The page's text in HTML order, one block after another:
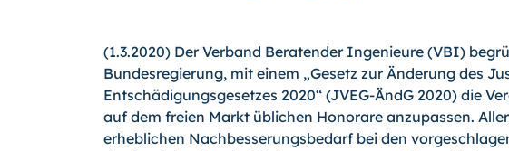
(1.3.2020) Der Verband Beratender Ingenieure (VBI)
Bundesregierung, mit einem „Gesetz zur Änderung des
Entschädigungsgesetzes 2020“ (JVEG-ÄndG 2020) die
auf dem freien Markt üblichen Honorare anzupassen.
erheblichen Nachbesserungsbedarf bei den